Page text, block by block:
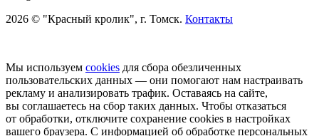
2026 © "Красный кролик", г. Томск. Контакты
Мы используем cookies для сбора обезличенных
пользовательских данных — они помогают нам настраивать
рекламу и анализировать трафик. Оставаясь на сайте,
вы соглашаетесь на сбор таких данных. Чтобы отказаться
от обработки, отключите сохранение cookies в настройках
вашего браузера. С информацией об обработке персональных